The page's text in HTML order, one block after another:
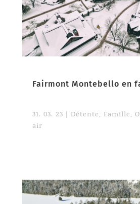
Fairmont Montebello en
31. 03. 23 | Détente, Famille,
air